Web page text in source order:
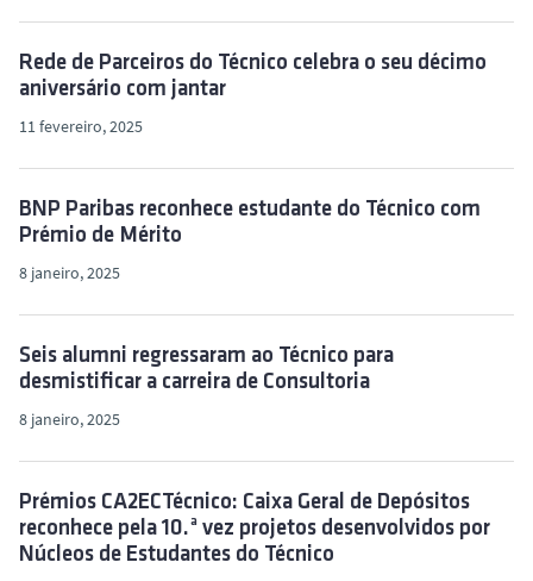
Rede de Parceiros do Técnico celebra o seu décimo
aniversário com jantar
11 fevereiro, 2025
BNP Paribas reconhece estudante do Técnico com
Prémio de Mérito
8 janeiro, 2025
Seis alumni regressaram ao Técnico para
desmistificar a carreira de Consultoria
8 janeiro, 2025
Prémios CA2ECTécnico: Caixa Geral de Depósitos
reconhece pela 10.ª vez projetos desenvolvidos por
Núcleos de Estudantes do Técnico